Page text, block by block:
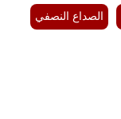
الصداع النصفي